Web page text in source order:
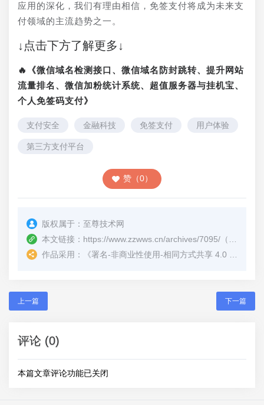
应用的深化，我们有理由相信，免签支付将成为未来支
付领域的主流趋势之一。
↓点击下方了解更多↓
🔥《微信域名检测接口、微信域名防封跳转、提升网站
流量排名、微信加粉统计系统、超值服务器与挂机宝、
个人免签码支付》
支付安全 金融科技 免签支付 用户体验
第三方支付平台
赞（0）
版权属于： 至尊技术网
本文链接： https://www.zzwws.cn/archives/7095/ （转载时请注明本文出处及文章链接）
作品采用：
《署名-非商业性使用-相同方式共享 4.0 国际 (CC BY-NC-SA 4.0)
上一篇 下一篇
评论 (0)
本篇文章评论功能已关闭